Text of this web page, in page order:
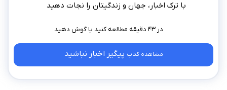
با ترک اخبار، جهان و زندگیتان را نجات دهید
در ۴۳ دقیقه مطالعه کنید
مشاهده کتاب پیگیر اخبار نباشید